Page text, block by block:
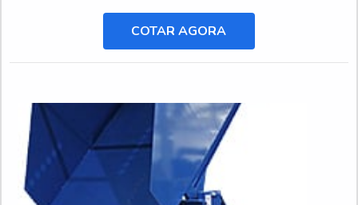
civil, mineração e agricultura, e está sujeito a desgastes e
danos ao longo do tempo.COTAR AGORA